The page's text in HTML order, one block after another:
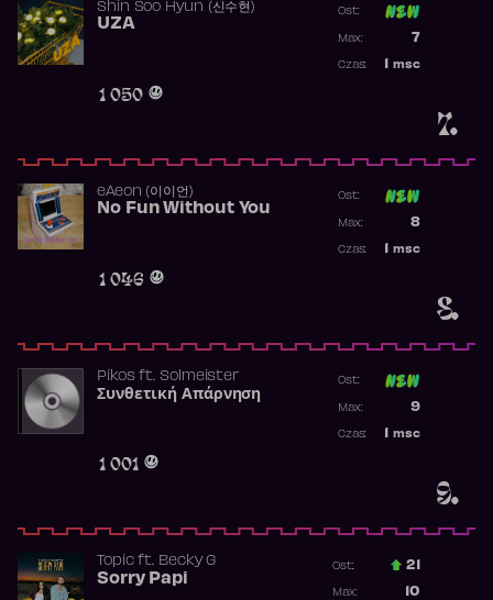
7.
Shin Soo Hyun (신수현)
UZA
1 050
Ost:
7
Max:
msc
Czas:
8.
​eAeon (이이언)
No Fun Without You
1 046
Ost:
8
Max:
msc
Czas:
9.
Pikosft. Solmeister
Συνθετική Απάρνηση
1 001
Ost:
9
Max:
msc
Czas:
Topicft. Becky G
Sorry Papi
Ost.: 21
10
Max: